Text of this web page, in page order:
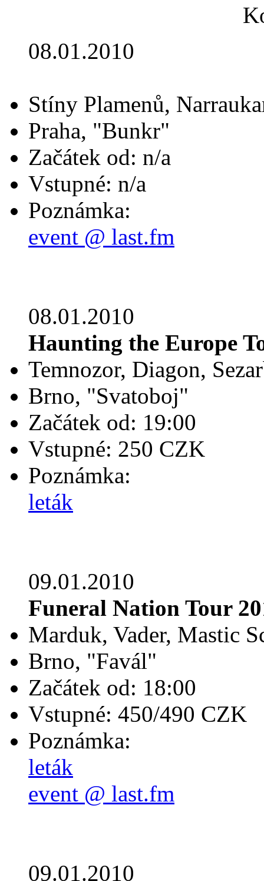
08.01.2010
Stíny Plamenů,
Praha, "Bunkr"
Začátek od: n/a
Vstupné: n/a
Poznámka:
event @ last.fm
08.01.2010
Haunting the Europe
Temnozor, Diagon,
Brno, "Svatoboj"
Začátek od: 19:00
Vstupné: 250 CZK
Poznámka:
leták
09.01.2010
Funeral Nation Tour
Marduk, Vader, Mastic
Brno, "Favál"
Začátek od: 18:00
Vstupné: 450/490 CZK
Poznámka:
leták
event @ last.fm
09.01.2010